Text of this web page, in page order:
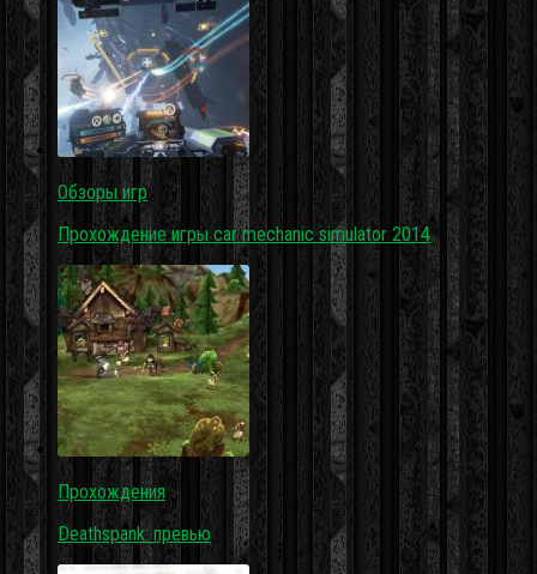
Обзоры игр
Прохождение игры car mechanic simulator 2014
Прохождения
Deathspank: превью